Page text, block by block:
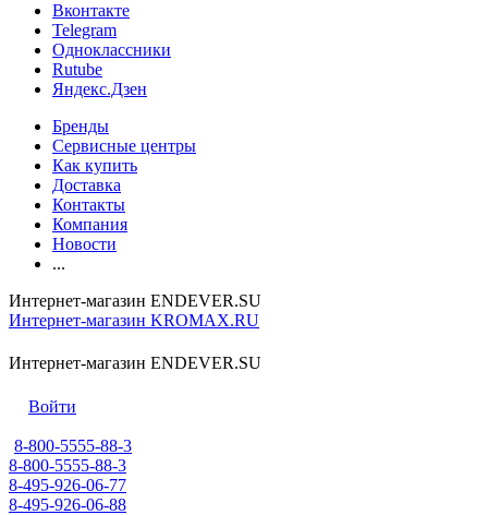
Вконтакте
Telegram
Одноклассники
Rutube
Яндекс.Дзен
Бренды
Сервисные центры
Как купить
Доставка
Контакты
Компания
Новости
...
Интернет-магазин ENDEVER.SU
Интернет-магазин KROMAX.RU
Интернет-магазин ENDEVER.SU
Войти
8-800-5555-88-3
8-800-5555-88-3
8-495-926-06-77
8-495-926-06-88